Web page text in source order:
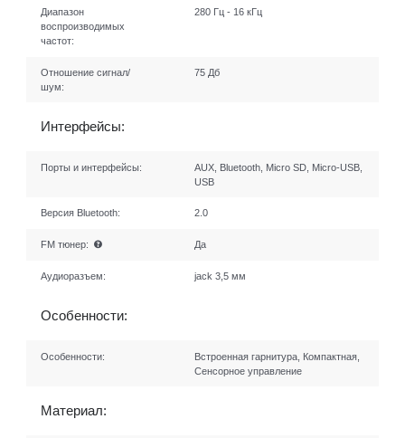
Диапазон
воспроизводимых
частот:
280 Гц - 16 кГц
Отношение сигнал/
шум:
75 Дб
Интерфейсы:
Порты и интерфейсы:
AUX, Bluetooth, Micro SD, Micro-USB,
USB
Версия Bluetooth: 2.0
FM тюнер: Да
Аудиоразъем: jack 3,5 мм
Особенности:
Особенности:
Встроенная гарнитура, Компактная,
Сенсорное управление
Материал: